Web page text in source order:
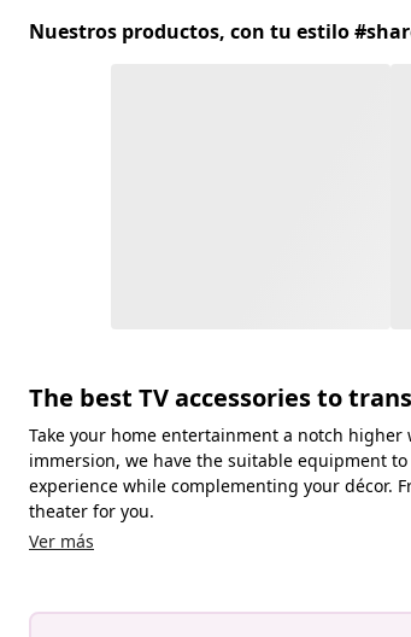
Nuestros productos, con tu estilo
The best TV accessories to
Take your home entertainment a notch higher
immersion, we have the suitable equipment
experience while complementing your décor.
theater for you.
Ver más